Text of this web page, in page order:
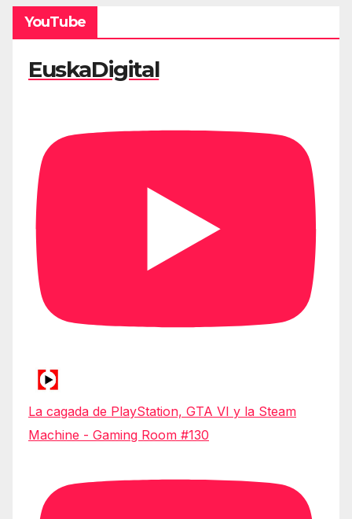
YouTube
EuskaDigital
La cagada de PlayStation, GTA VI y la Steam
Machine - Gaming Room #130